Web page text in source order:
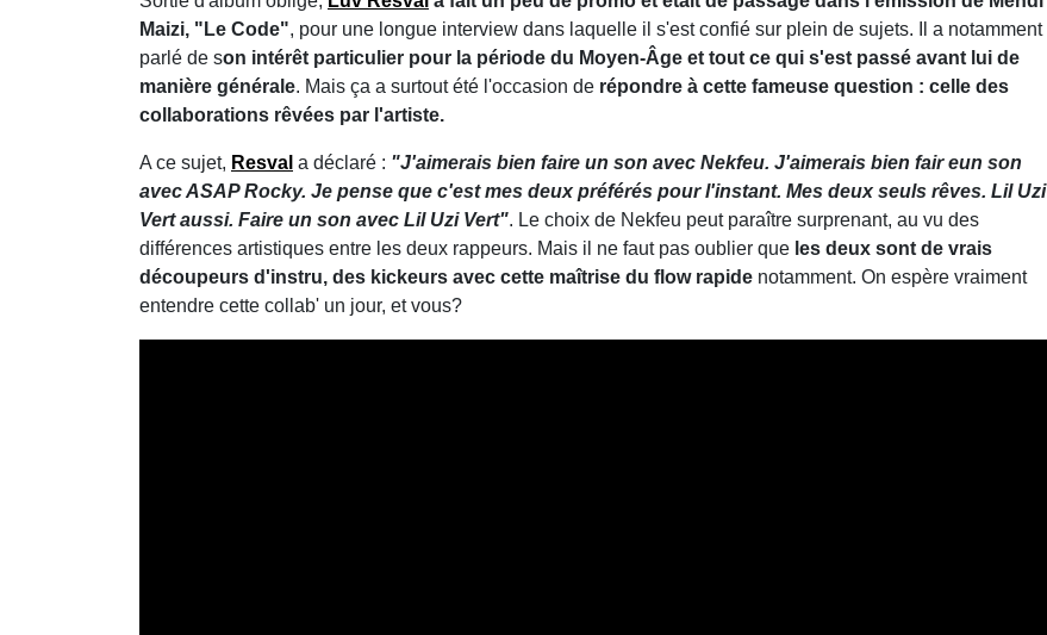
Maizi, "Le Code", pour une longue interview dans laquelle il s'est confié sur plein de sujets. Il a notamment
parlé de son intérêt particulier pour la période du Moyen-Âge et tout ce qui s'est passé avant lui de
manière générale. Mais ça a surtout été l'occasion de répondre à cette fameuse question : celle des
collaborations rêvées par l'artiste.
A ce sujet, Resval a déclaré : "J'aimerais bien faire un son avec Nekfeu. J'aimerais bien fair eun son
avec ASAP Rocky. Je pense que c'est mes deux préférés pour l'instant. Mes deux seuls rêves. Lil Uzi
Vert aussi. Faire un son avec Lil Uzi Vert". Le choix de Nekfeu peut paraître surprenant, au vu des
différences artistiques entre les deux rappeurs. Mais il ne faut pas oublier que les deux sont de vrais
découpeurs d'instru, des kickeurs avec cette maîtrise du flow rapide notamment. On espère vraiment
entendre cette collab' un jour, et vous?